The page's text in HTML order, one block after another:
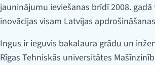
jauninājumu ieviešanas brīdī 2008.
inovācijas visam Latvijas
Ingus ir ieguvis bakalaura grādu un
Rīgas Tehniskās universitātes